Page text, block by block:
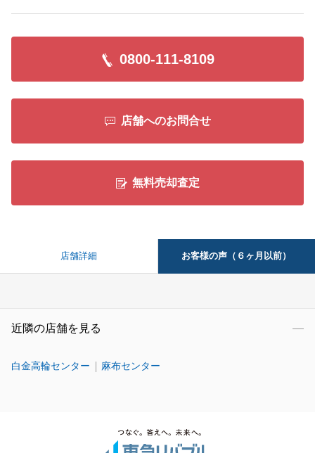
0800-111-8109
店舗へのお問合せ
無料売却査定
店舗詳細 お客様の声（６ヶ月以前）
近隣の店舗を見る
白金高輪センター 麻布センター